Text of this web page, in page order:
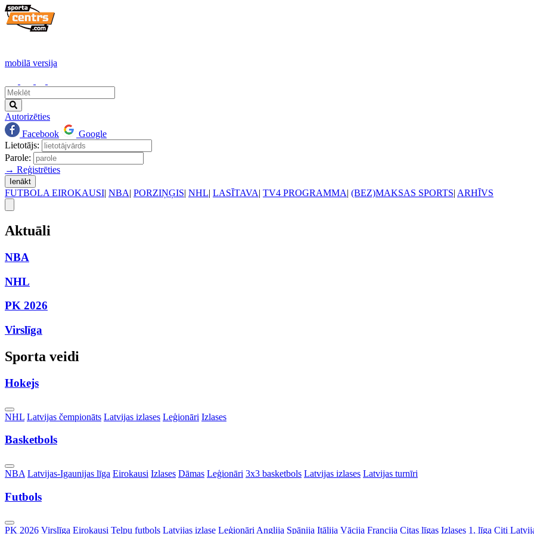
mobilā versija
Autorizēties
Facebook
Google
Lietotājs:
Parole:
→ Reģistrēties
Ienākt
FUTBOLA EIROKAUSI| NBA| PORZIŅĢIS| NHL| LASĪTAVA| TV4 PROGRAMMA| (BEZ)MAKSAS SPORTS| ARHĪVS
Aktuāli
NBA
NHL
PK 2026
Virslīga
Sporta veidi
Hokejs
Toggle
Dropdown
NHL Latvijas čempionāts Latvijas izlases Leģionāri Izlases
Basketbols
Toggle
Dropdown
NBA Latvijas-Igaunijas līga Eirokausi Izlases Dāmas Leģionāri 3x3 basketbols Latvijas izlases Latvijas turnīri
Futbols
Toggle
PK 2026 Virslīga Eirokausi Telpu futbols Latvijas izlase Leģionāri Anglija Spānija Itālija Vācija Francija Citas līgas Izlases 1. līga Citi